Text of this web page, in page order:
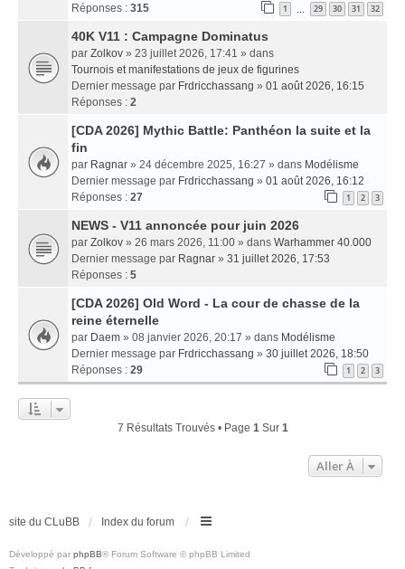
Réponses : 315 1 29 30 31 32
40K V11 : Campagne Dominatus
par Zolkov » 23 juillet 2026, 17:41 » dans
Tournois et manifestations de jeux de figurines
Dernier message par Frdricchassang » 01 août 2026, 16:15
Réponses : 2
[CDA 2026] Mythic Battle: Panthéon la suite et la
fin
par Ragnar » 24 décembre 2025, 16:27 » dans Modélisme
Dernier message par Frdricchassang » 01 août 2026, 16:12
Réponses : 27 1 2 3
NEWS - V11 annoncée pour juin 2026
par Zolkov » 26 mars 2026, 11:00 » dans Warhammer 40.000
Dernier message par Ragnar » 31 juillet 2026, 17:53
Réponses : 5
[CDA 2026] Old Word - La cour de chasse de la
reine éternelle
par Daem » 08 janvier 2026, 20:17 » dans Modélisme
Dernier message par Frdricchassang » 30 juillet 2026, 18:50
Réponses : 29 1 2 3
7 Résultats Trouvés • Page 1Sur 1
Aller À
site du CLuBB Index du forum
Développé par phpBB® Forum Software © phpBB Limited